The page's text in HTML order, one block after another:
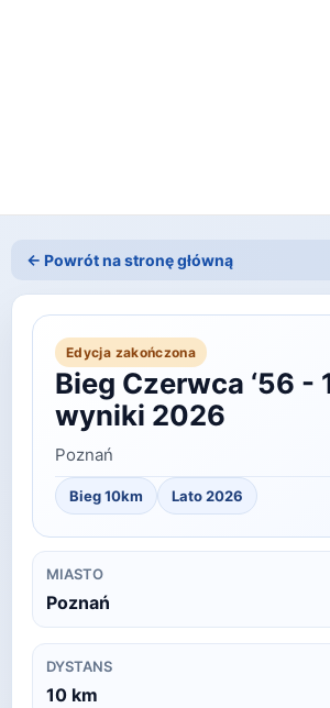
← Powrót na stronę główną
Edycja zakończona
Bieg Czerwca ‘56 -
wyniki 2026
Poznań
Bieg 10km Lato2026
MIASTO
Poznań
DYSTANS
10 km